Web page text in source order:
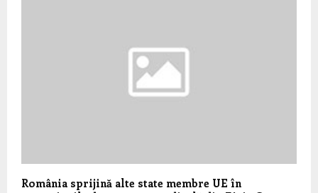
România sprijină alte state membre UE în